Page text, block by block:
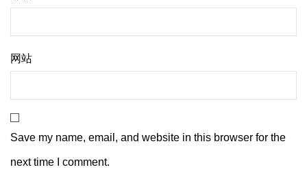
网站
Save my name, email, and website in this browser for the
next time I comment.